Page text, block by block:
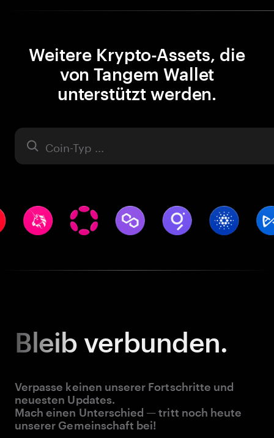
Weitere Krypto-Assets, die
von Tangem Wallet
unterstützt werden.
Asset
Bleib verbunden.
Verpasse keinen unserer Fortschritte und
neuesten Updates.
Mach einen Unterschied — tritt noch heute
unserer Gemeinschaft bei!